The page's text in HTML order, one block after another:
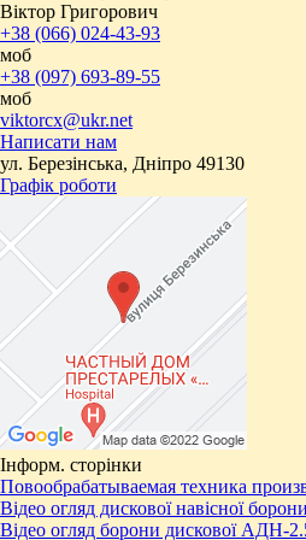
Віктор Григорович
+38 (066) 024-43-93
моб
+38 (097) 693-89-55
моб
viktorcx@ukr.net
Написати нам
ул. Березінська, Дніпро 49130
Графік роботи
Інформ. сторінки
Повообрабатываемая техника
Відео огляд дискової навісної
Відео огляд борони дискової АДН-